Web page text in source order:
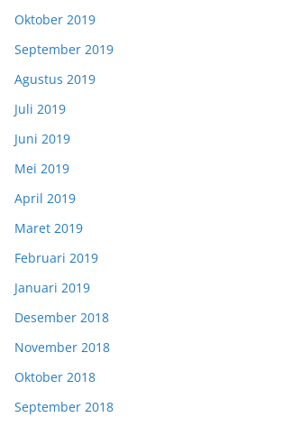
Oktober 2019
September 2019
Agustus 2019
Juli 2019
Juni 2019
Mei 2019
April 2019
Maret 2019
Februari 2019
Januari 2019
Desember 2018
November 2018
Oktober 2018
September 2018